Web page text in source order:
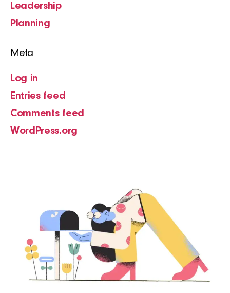
Leadership
Planning
Meta
Log in
Entries feed
Comments feed
WordPress.org